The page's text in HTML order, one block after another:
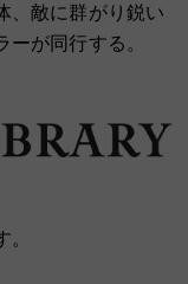
、敵に群がり鋭い
が同行する。